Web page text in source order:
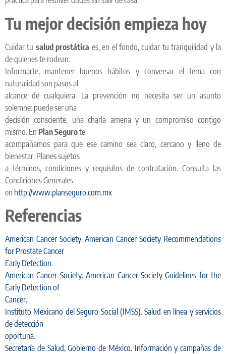
Tu mejor decisión empieza hoy
Cuidar tu salud prostática es, en el fondo, cuidar tu tranquilidad y la
de quienes te rodean.
Informarte, mantener buenos hábitos y conversar el tema con
naturalidad son pasos al
alcance de cualquiera. La prevención no necesita ser un asunto
solemne: puede ser una
decisión consciente, una charla amena y un compromiso contigo
mismo. En Plan Segurote
acompañamos para que ese camino sea claro, cercano y lleno de
bienestar. Planes sujetos
a términos, condiciones y requisitos de contratación. Consulta las
Condiciones Generales
en http://www.planseguro.com.mx
Referencias
American Cancer Society. American Cancer Society Recommendations
for Prostate Cancer
Early Detection.
American Cancer Society. American Cancer Society Guidelines for the
Early Detection of
Cancer.
Instituto Mexicano del Seguro Social (IMSS). Salud en línea y servicios
de detección
oportuna.
Secretaría de Salud, Gobierno de México. Información y campañas de